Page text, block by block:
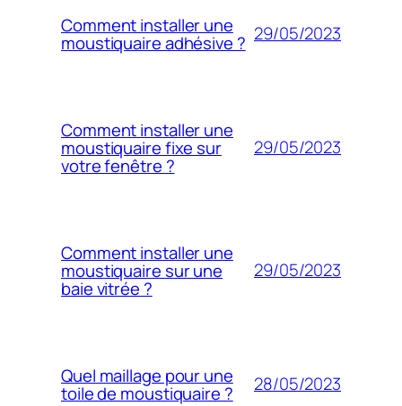
Comment installer une
moustiquaire adhésive ? 29/05/2023
Comment installer une
moustiquaire fixe sur
votre fenêtre ?
29/05/2023
Comment installer une
moustiquaire sur une
baie vitrée ?
29/05/2023
Quel maillage pour une
toile de moustiquaire ? 28/05/2023